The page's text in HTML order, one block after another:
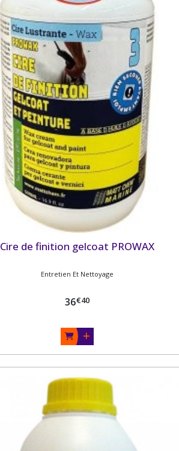
Cire de finition gelcoat PROWAX
Entretien Et Nettoyage
36€40